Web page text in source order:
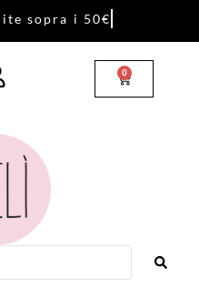
ite sopra i 50€
0